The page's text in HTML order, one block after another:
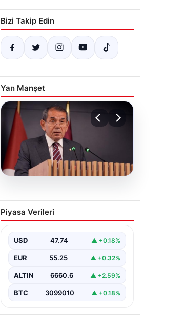
Bizi Takip Edin
Yan Manşet
07.08.2026
Galatasaray’dan 8
sosyal medya hesabı
Piyasa Verileri
USD 47.74 ▲ +0.18%
EUR 55.25 ▲ +0.32%
ALTIN 6660.6 ▲ +2.59%
BTC 3099010 ▲ +0.18%